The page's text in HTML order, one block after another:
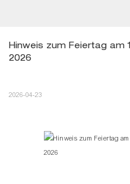
Hinweis zum Feiertag am
2026
2026-04-23